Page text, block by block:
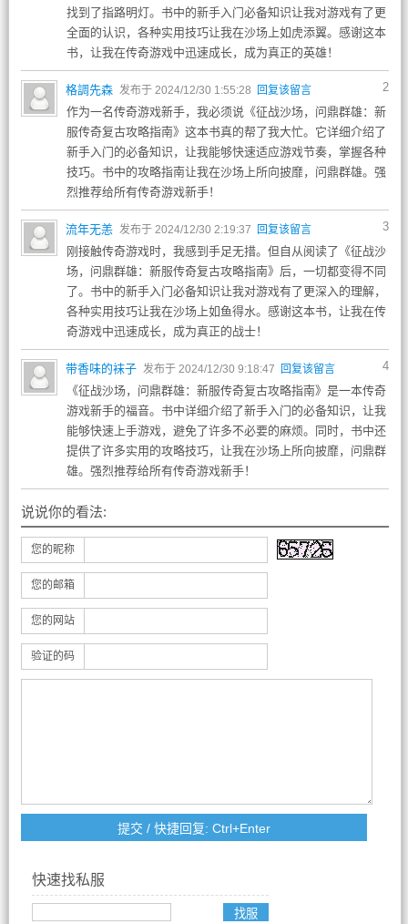
找到了指路明灯。书中的新手入门必备知识让我对游戏有了更
全面的认识，各种实用技巧让我在沙场上如虎添翼。感谢这本
书，让我在传奇游戏中迅速成长，成为真正的英雄！
2
格調先森 发布于 2024/12/30 1:55:28 回复该留言
作为一名传奇游戏新手，我必须说《征战沙场，问鼎群雄：新
服传奇复古攻略指南》这本书真的帮了我大忙。它详细介绍了
新手入门的必备知识，让我能够快速适应游戏节奏，掌握各种
技巧。书中的攻略指南让我在沙场上所向披靡，问鼎群雄。强
烈推荐给所有传奇游戏新手！
3
流年无恙 发布于 2024/12/30 2:19:37 回复该留言
刚接触传奇游戏时，我感到手足无措。但自从阅读了《征战沙
场，问鼎群雄：新服传奇复古攻略指南》后，一切都变得不同
了。书中的新手入门必备知识让我对游戏有了更深入的理解，
各种实用技巧让我在沙场上如鱼得水。感谢这本书，让我在传
奇游戏中迅速成长，成为真正的战士！
4
带香味的袜子 发布于 2024/12/30 9:18:47 回复该留言
《征战沙场，问鼎群雄：新服传奇复古攻略指南》是一本传奇
游戏新手的福音。书中详细介绍了新手入门的必备知识，让我
能够快速上手游戏，避免了许多不必要的麻烦。同时，书中还
提供了许多实用的攻略技巧，让我在沙场上所向披靡，问鼎群
雄。强烈推荐给所有传奇游戏新手！
说说你的看法:
您的昵称
您的邮箱
您的网站
验证的码
快速找私服